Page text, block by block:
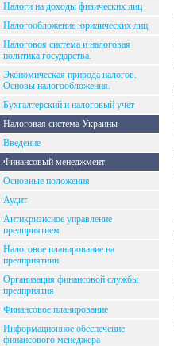
Налоги на доходы физических лиц
Налогообложение юридических лиц
Налоговоя система и налоговая
политика государства.
Экономическая природа налогов.
Основы налогообложения.
Бухгалтерский и налоговый учёт
Налоговая система Украины
Введение
Финансовый менеджмент
Основные положения
Аудит
Антикризисное управление
предприятием
Налоговое планирование на
предприятиии
Организация финансовой службы
предприятия
Финансовое планирование
Информационное обеспечение
финансового менеджера